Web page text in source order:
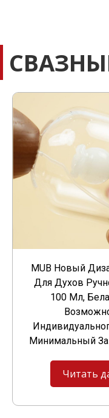
MUB Новый
Для Духов
100 Мл,
Минимальный
Читать